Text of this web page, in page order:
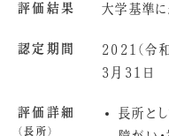
評価結果 大学基準に
認定期間
2021（令
3月31日
評価詳細
（長所）
長所と